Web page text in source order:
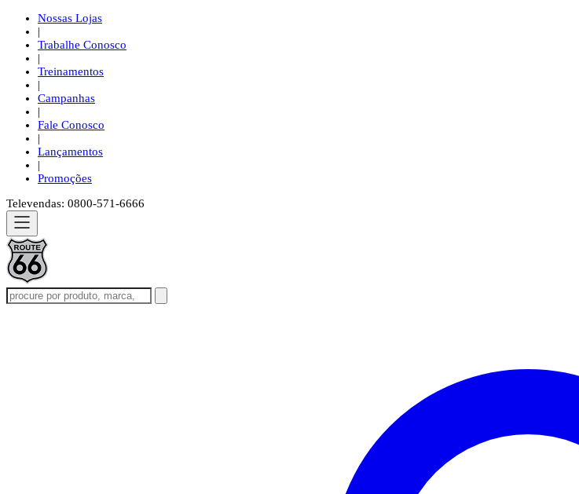
Nossas Lojas
|
Trabalhe Conosco
|
Treinamentos
|
Campanhas
|
Fale Conosco
|
Lançamentos
|
Promoções
Televendas: 0800-571-6666